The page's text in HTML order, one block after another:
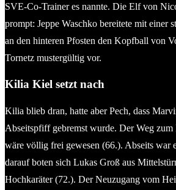
SVE-Co-Trainer es nannte. Die Elf von
prompt: Jeppe Waschko bereitete mit einer
an den hinteren Pfosten den Kopfball von
Tornetz mustergültig vor.
Kilia Kiel setzt nach
Kilia blieb dran, hatte aber Pech, dass
Abseitspfiff gebremst wurde. Der Weg zum
wäre völlig frei gewesen (66.). Abseits war
darauf boten sich Lukas Groß aus
Hochkaräter (72.). Der Neuzugang vom